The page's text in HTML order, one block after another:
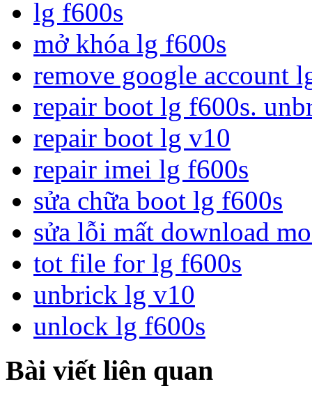
lg f600s
mở khóa lg f600s
remove google account
repair boot lg f600s.
repair boot lg v10
repair imei lg f600s
sửa chữa boot lg f600s
sửa lỗi mất download
tot file for lg f600s
unbrick lg v10
unlock lg f600s
Bài viết liên quan